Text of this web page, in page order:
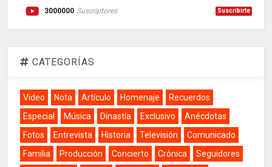
3000000 Suscriptores Suscribirte
CATEGORÍAS
Video Nota Artículo Homenaje
Recuerdos
Especial
Música Dinastía Exclusivo
Anécdotas
Fotos
Entrevista Historia Televisión
Comunicado
Familia
Producción Concierto Crónica
Seguidores